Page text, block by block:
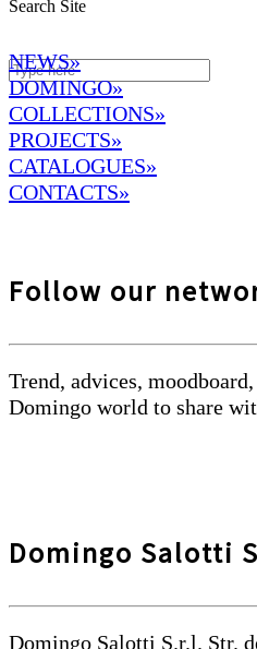
Search Site
NEWS»
DOMINGO»
COLLECTIONS»
PROJECTS»
CATALOGUES»
CONTACTS»
Follow our
Trend, advices,
Domingo world to share
Domingo Salotti
Domingo Salotti S.r.l. Str.